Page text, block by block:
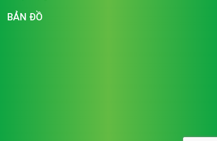
BẢN ĐỒ